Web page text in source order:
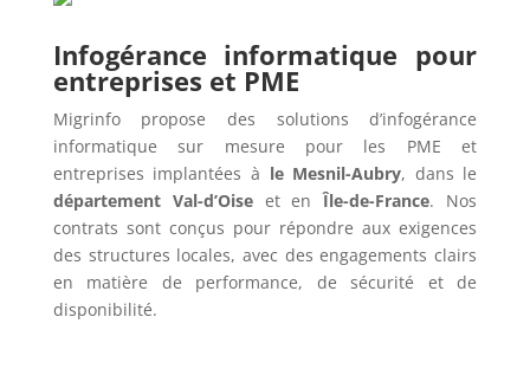
Infogérance informatique pour
entreprises et PME
Migrinfo propose des solutions d’infogérance
informatique sur mesure pour les PME et
entreprises implantées à le Mesnil-Aubry, dans le
département Val-d’Oiseet enÎle-de-France. Nos
contrats sont conçus pour répondre aux exigences
des structures locales, avec des engagements clairs
en matière de performance, de sécurité et de
disponibilité.